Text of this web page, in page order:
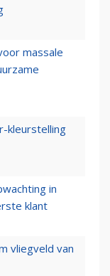
massale
kleurstelling
in
klant
vliegveld van